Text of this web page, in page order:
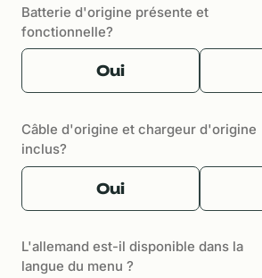
Batterie d'origine présente et
fonctionnelle?
Oui
Câble d'origine et chargeur d'origine
inclus?
Oui
L'allemand est-il disponible dans la
langue du menu ?